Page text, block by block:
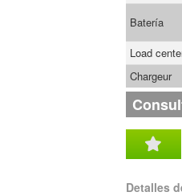
Batería
Load
Chargeur
Detalles